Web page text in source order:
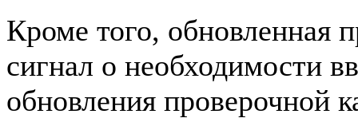
Кроме того, обновленная
сигнал о необходимости
обновления проверочной